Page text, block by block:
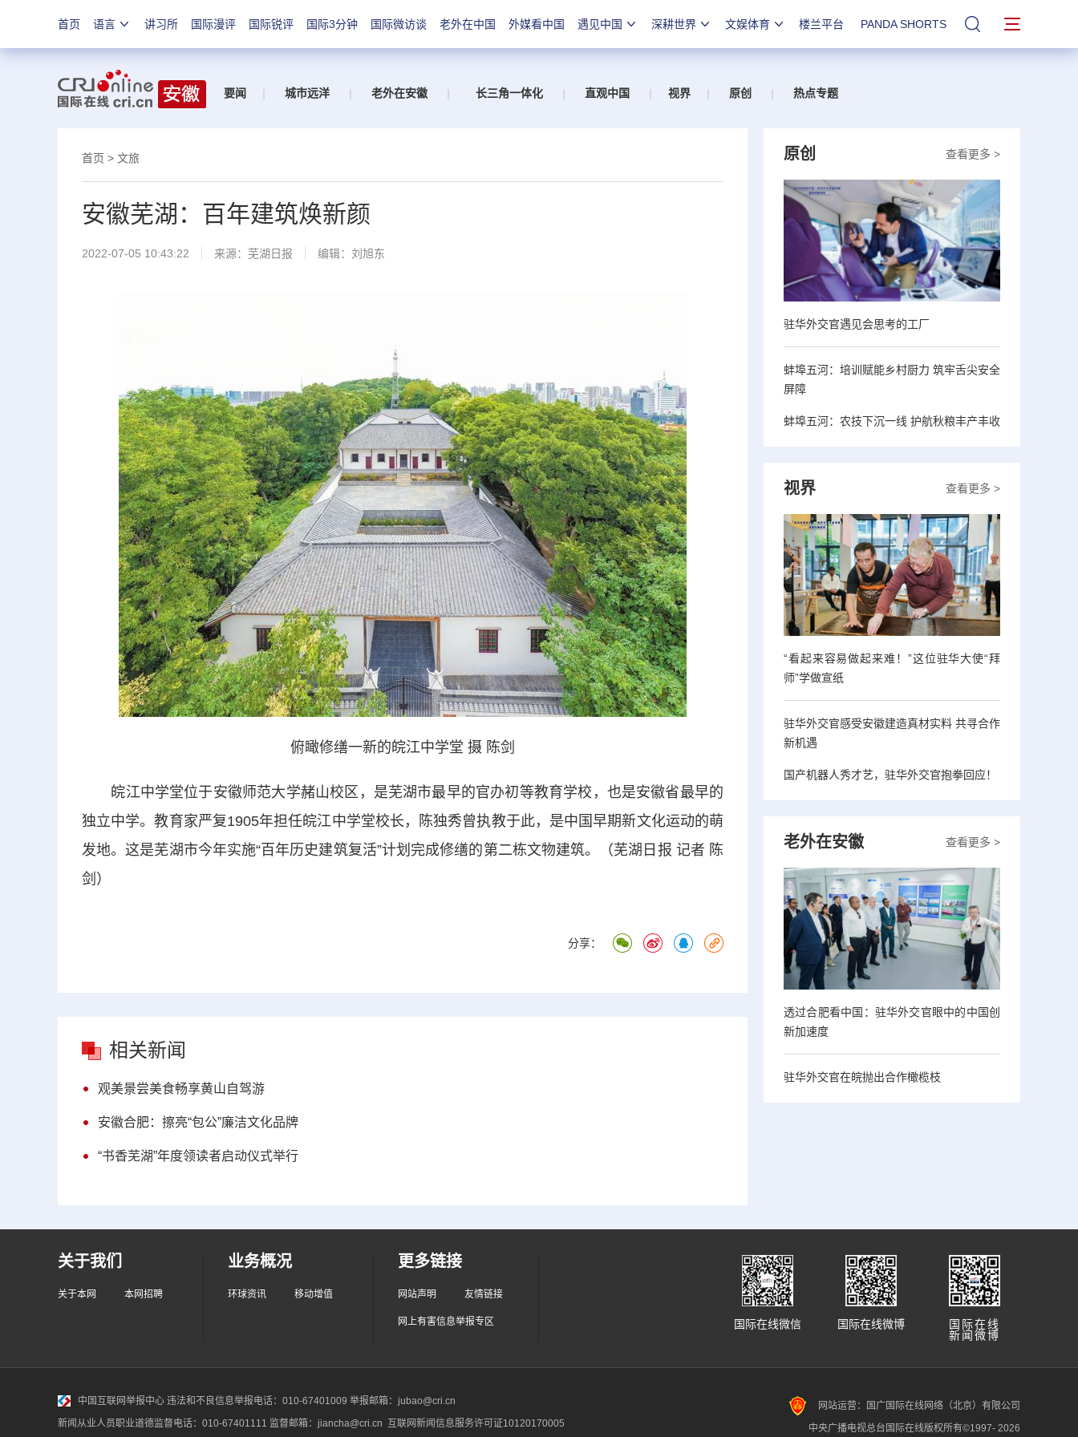
首页 语言 讲习所 国际漫评 国际锐评 国际3分钟 国际微访谈 老外在中国 外媒看中国 遇见中国 深耕世界 文娱体育 楼兰平台 PANDA SHORTS 站内搜索
要闻 | 城市远洋 | 老外在安徽 | 长三角一体化 | 直观中国 | 视界 | 原创 | 热点专题
首页 > 文旅
安徽芜湖：百年建筑焕新颜
2022-07-05 10:43:22 来源： 芜湖日报 编辑：刘旭东
俯瞰修缮一新的皖江中学堂 摄 陈剑
皖江中学堂位于安徽师范大学赭山校区，是芜湖市最早的官办初等教育学校，也是安徽省最早的
独立中学。教育家严复1905年担任皖江中学堂校长，陈独秀曾执教于此，是中国早期新文化运动的萌
发地。这是芜湖市今年实施“百年历史建筑复活”计划完成修缮的第二栋文物建筑。（芜湖日报 记者 陈
剑）
分享：
相关新闻
观美景尝美食畅享黄山自驾游
安徽合肥：擦亮“包公”廉洁文化品牌
“书香芜湖”年度领读者启动仪式举行
查看更多 >
原创
驻华外交官遇见会思考的工厂
蚌埠五河：培训赋能乡村厨力 筑牢舌尖安全
屏障
蚌埠五河：农技下沉一线 护航秋粮丰产丰收
查看更多 >
视界
“看起来容易做起来难！”这位驻华大使“拜
师”学做宣纸
驻华外交官感受安徽建造真材实料 共寻合作
新机遇
国产机器人秀才艺，驻华外交官抱拳回应！
查看更多 >
老外在安徽
透过合肥看中国：驻华外交官眼中的中国创
新加速度
驻华外交官在皖抛出合作橄榄枝
关于我们
关于本网 本网招聘
业务概况
环球资讯 移动增值
更多链接
网站声明 友情链接
网上有害信息举报专区
国际在线
新闻微博
国际在线微博
国际在线微信
中国互联网举报中心 违法和不良信息举报电话：010-67401009 举报邮箱：jubao@cri.cn
新闻从业人员职业道德监督电话：010-67401111 监督邮箱：jiancha@cri.cn 互联网新闻信息服务许可证10120170005
网站运营：国广国际在线网络（北京）有限公司
中央广播电视总台国际在线版权所有©1997- 2026